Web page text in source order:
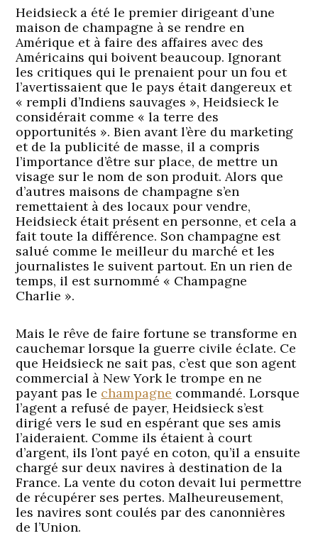
Heidsieck a été le premier dirigeant d’une
maison de champagne à se rendre en
Amérique et à faire des affaires avec des
Américains qui boivent beaucoup. Ignorant
les critiques qui le prenaient pour un fou et
l’avertissaient que le pays était dangereux et
« rempli d’Indiens sauvages », Heidsieck le
considérait comme « la terre des
opportunités ». Bien avant l’ère du marketing
et de la publicité de masse, il a compris
l’importance d’être sur place, de mettre un
visage sur le nom de son produit. Alors que
d’autres maisons de champagne s’en
remettaient à des locaux pour vendre,
Heidsieck était présent en personne, et cela a
fait toute la différence. Son champagne est
salué comme le meilleur du marché et les
journalistes le suivent partout. En un rien de
temps, il est surnommé « Champagne
Charlie ».
Mais le rêve de faire fortune se transforme en
cauchemar lorsque la guerre civile éclate. Ce
que Heidsieck ne sait pas, c’est que son agent
commercial à New York le trompe en ne
payant pas le champagne commandé. Lorsque
l’agent a refusé de payer, Heidsieck s’est
dirigé vers le sud en espérant que ses amis
l’aideraient. Comme ils étaient à court
d’argent, ils l’ont payé en coton, qu’il a ensuite
chargé sur deux navires à destination de la
France. La vente du coton devait lui permettre
de récupérer ses pertes. Malheureusement,
les navires sont coulés par des canonnières
de l’Union.